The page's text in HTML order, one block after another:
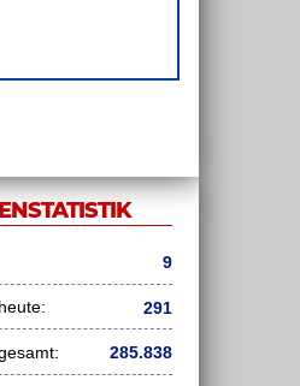
9
291
285.838